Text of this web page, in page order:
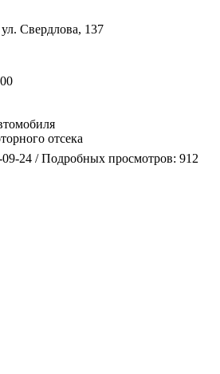
Свердлова, 137
отсека
09-24 / Подробных просмотров: 912